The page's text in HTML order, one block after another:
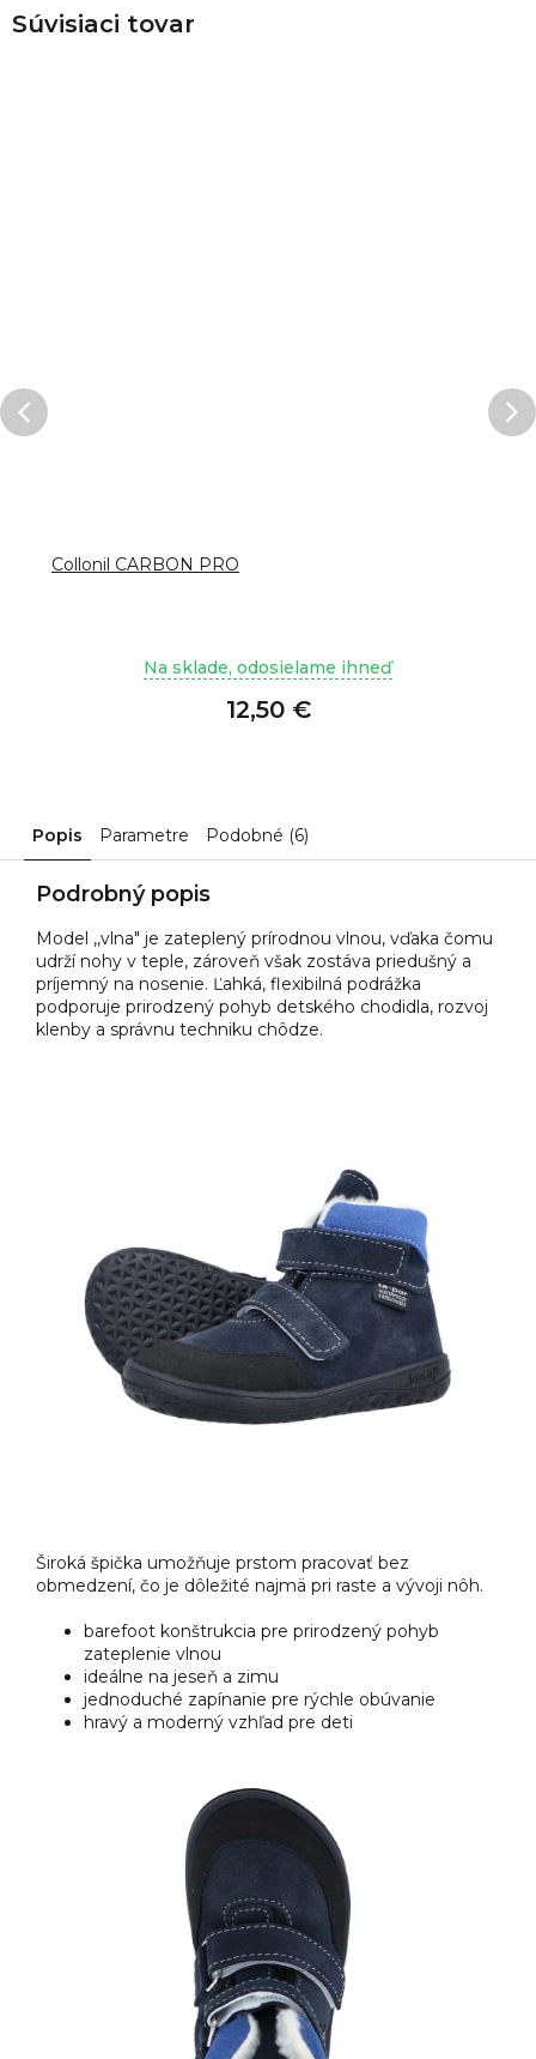
Súvisiaci tovar
Collonil CARBON PRO
Na sklade, odosielame ihneď
12,50 €
Popis Parametre Podobné (6)
Podrobný popis
Model ,,vlna" je zateplený prírodnou vlnou, vďaka čomu
udrží nohy v teple, zároveň však zostáva priedušný a
príjemný na nosenie. Ľahká, flexibilná podrážka
podporuje prirodzený pohyb detského chodidla, rozvoj
klenby a správnu techniku chôdze.
Široká špička umožňuje prstom pracovať bez
obmedzení, čo je dôležité najmä pri raste a vývoji nôh.
barefoot konštrukcia pre prirodzený pohyb
zateplenie vlnou
ideálne na jeseň a zimu
jednoduché zapínanie pre rýchle obúvanie
hravý a moderný vzhľad pre deti